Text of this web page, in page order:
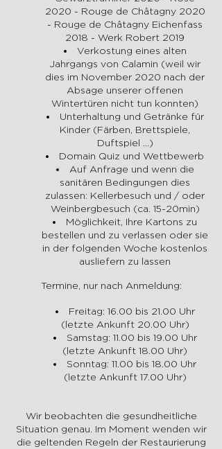
2020 - Rouge de Châtagny 2020
- Rouge de Châtagny Eichenfass
2018 - Werk Robert 2019
Verkostung eines alten
Jahrgangs von Calamin (weil wir
dies im November 2020 nach der
Absage unserer offenen
Wintertüren nicht tun konnten)
Unterhaltung und Getränke für
Kinder (Färben, Brettspiele,
Duftspiel ...)
Domain Quiz und Wettbewerb
Auf Anfrage und wenn die
sanitären Bedingungen dies
zulassen: Kellerbesuch und / oder
Weinbergbesuch (ca. 15-20min)
Möglichkeit, Ihre Kartons zu
bestellen und zu verlassen oder sie
in der folgenden Woche kostenlos
ausliefern zu lassen
Termine, nur nach Anmeldung:
Freitag: 16.00 bis 21.00 Uhr
(letzte Ankunft 20.00 Uhr)
Samstag: 11.00 bis 19.00 Uhr
(letzte Ankunft 18.00 Uhr)
Sonntag: 11.00 bis 18.00 Uhr
(letzte Ankunft 17.00 Uhr)
Wir beobachten die gesundheitliche
Situation genau. Im Moment wenden wir
die geltenden Regeln der Restaurierung